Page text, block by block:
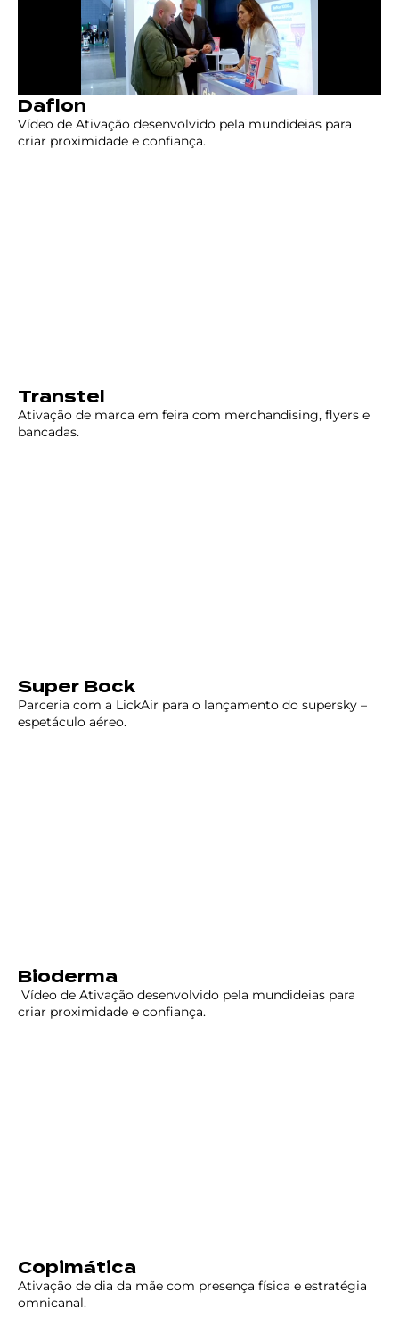
Daflon
Vídeo de Ativação desenvolvido pela mundideias para
criar proximidade e confiança.
Transtel
Ativação de marca em feira com merchandising, flyers e
bancadas.
Super Bock
Parceria com a LickAir para o lançamento do supersky –
espetáculo aéreo.
Bioderma
Vídeo de Ativação desenvolvido pela mundideias para
criar proximidade e confiança.
Copimática
Ativação de dia da mãe com presença física e estratégia
omnicanal.